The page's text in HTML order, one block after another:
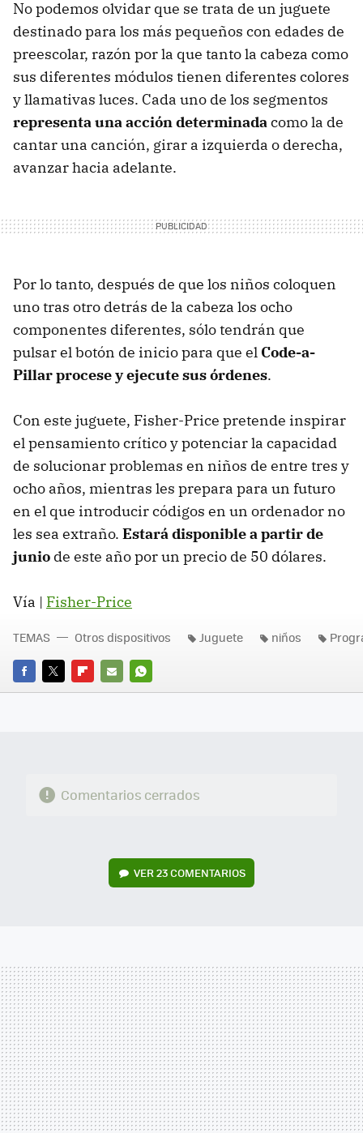
No podemos olvidar que se trata de un juguete
destinado para los más pequeños con edades de
preescolar, razón por la que tanto la cabeza como
sus diferentes módulos tienen diferentes colores
y llamativas luces. Cada uno de los segmentos
representa una acción determinadacomo la de
cantar una canción, girar a izquierda o derecha,
avanzar hacia adelante.
Por lo tanto, después de que los niños coloquen
uno tras otro detrás de la cabeza los ocho
componentes diferentes, sólo tendrán que
pulsar el botón de inicio para que el Code-a-
Pillar procese y ejecute sus órdenes.
Con este juguete, Fisher-Price pretende inspirar
el pensamiento crítico y potenciar la capacidad
de solucionar problemas en niños de entre tres y
ocho años, mientras les prepara para un futuro
en el que introducir códigos en un ordenador no
les sea extraño. Estará disponible a partir de
junio de este año por un precio de 50 dólares.
Vía | Fisher-Price
FACEBOOK
TWITTERFLIPBOARD
E-
WHATSAPP
TEMAS Otros dispositivos Juguete niños
Comentarios cerrados
VER23 COMENTARIOS